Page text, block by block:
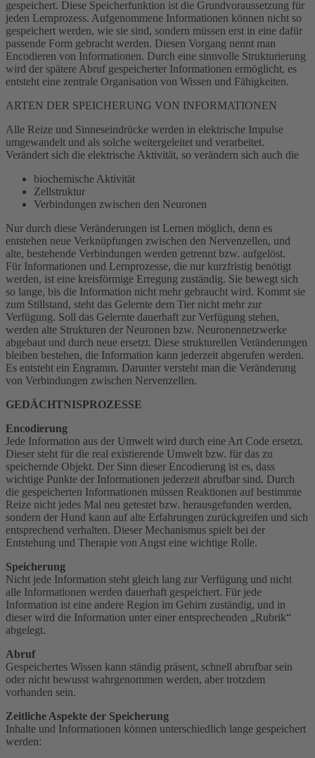
gespeichert. Diese Speicherfunktion ist die Grundvoraussetzung für
jeden Lernprozess. Aufgenommene Informationen können nicht so
gespeichert werden, wie sie sind, sondern müssen erst in eine dafür
passende Form gebracht werden. Diesen Vorgang nennt man
Encodieren von Informationen. Durch eine sinnvolle Strukturierung
wird der spätere Abruf gespeicherter Informationen ermöglicht, es
entsteht eine zentrale Organisation von Wissen und Fähigkeiten.
ARTEN DER SPEICHERUNG VON INFORMATIONEN
Alle Reize und Sinneseindrücke werden in elektrische Impulse
umgewandelt und als solche weitergeleitet und verarbeitet.
Verändert sich die elektrische Aktivität, so verändern sich auch die
biochemische Aktivität
Zellstruktur
Verbindungen zwischen den Neuronen
Nur durch diese Veränderungen ist Lernen möglich, denn es
entstehen neue Verknüpfungen zwischen den Nervenzellen, und
alte, bestehende Verbindungen werden getrennt bzw. aufgelöst.
Für Informationen und Lernprozesse, die nur kurzfristig benötigt
werden, ist eine kreisförmige Erregung zuständig. Sie bewegt sich
so lange, bis die Information nicht mehr gebraucht wird. Kommt sie
zum Stillstand, steht das Gelernte dem Tier nicht mehr zur
Verfügung. Soll das Gelernte dauerhaft zur Verfügung stehen,
werden alte Strukturen der Neuronen bzw. Neuronennetzwerke
abgebaut und durch neue ersetzt. Diese strukturellen Veränderungen
bleiben bestehen, die Information kann jederzeit abgerufen werden.
Es entsteht ein Engramm. Darunter versteht man die Veränderung
von Verbindungen zwischen Nervenzellen.
GEDÄCHTNISPROZESSE
Encodierung
Jede Information aus der Umwelt wird durch eine Art Code ersetzt.
Dieser steht für die real existierende Umwelt bzw. für das zu
speichernde Objekt. Der Sinn dieser Encodierung ist es, dass
wichtige Punkte der Informationen jederzeit abrufbar sind. Durch
die gespeicherten Informationen müssen Reaktionen auf bestimmte
Reize nicht jedes Mal neu getestet bzw. herausgefunden werden,
sondern der Hund kann auf alte Erfahrungen zurückgreifen und sich
entsprechend verhalten. Dieser Mechanismus spielt bei der
Entstehung und Therapie von Angst eine wichtige Rolle.
Speicherung
Nicht jede Information steht gleich lang zur Verfügung und nicht
alle Informationen werden dauerhaft gespeichert. Für jede
Information ist eine andere Region im Gehirn zuständig, und in
dieser wird die Information unter einer entsprechenden „Rubrik“
abgelegt.
Abruf
Gespeichertes Wissen kann ständig präsent, schnell abrufbar sein
oder nicht bewusst wahrgenommen werden, aber trotzdem
vorhanden sein.
Zeitliche Aspekte der Speicherung
Inhalte und Informationen können unterschiedlich lange gespeichert
werden: